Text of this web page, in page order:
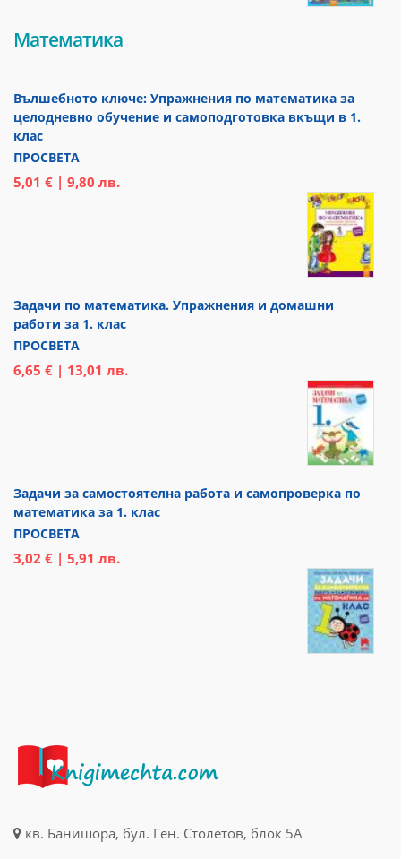
Математика
Вълшебното ключе: Упражнения по математика за
целодневно обучение и самоподготовка вкъщи в 1.
клас
ПРОСВЕТА
5,01 € | 9,80 лв.
Задачи по математика. Упражнения и домашни
работи за 1. клас
ПРОСВЕТА
6,65 € | 13,01 лв.
Задачи за самостоятелна работа и самопроверка по
математика за 1. клас
ПРОСВЕТА
3,02 € | 5,91 лв.
кв. Банишора, бул. Ген. Столетов, блок 5А